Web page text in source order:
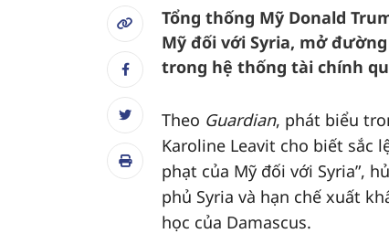
Tổng thống Mỹ Donald
Mỹ đối với Syria, mở
trong hệ thống tài chính
Theo Guardian, phát biểu
Karoline Leavit cho biết sắc
phạt của Mỹ đối với Syria”,
phủ Syria và hạn chế xuất
học của Damascus.